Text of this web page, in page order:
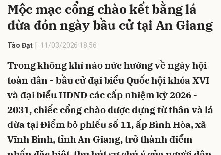
Mộc mạc cổng chào kết bằng lá
dừa đón ngày bầu cử tại An Giang
Tào Đạt 11/03/2026 18:56
Trong không khí náo nức hướng về ngày hội
toàn dân - bầu cử đại biểu Quốc hội khóa XVI
và đại biểu HĐND các cấp nhiệm kỳ 2026 -
2031, chiếc cổng chào được dựng từ thân và lá
dừa tại Điểm bỏ phiếu số 11, ấp Bình Hòa, xã
Vĩnh Bình, tỉnh An Giang, trở thành điểm
Hủy Gửi